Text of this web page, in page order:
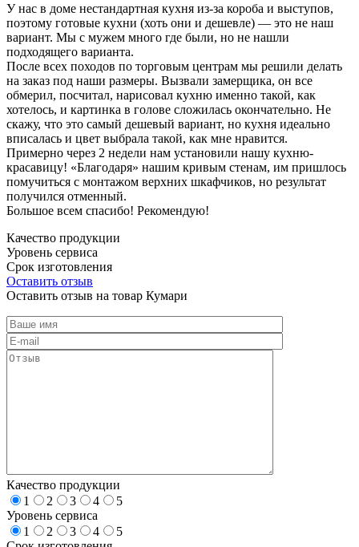
У нас в доме нестандартная кухня из-за короба и выступов,
поэтому готовые кухни (хоть они и дешевле) — это не наш
вариант. Мы с мужем много где были, но не нашли
подходящего варианта.
После всех походов по торговым центрам мы решили делать
на заказ под наши размеры. Вызвали замерщика, он все
обмерил, посчитал, нарисовал кухню именно такой, как
хотелось, и картинка в голове сложилась окончательно. Не
скажу, что это самый дешевый вариант, но кухня идеально
вписалась и цвет выбрала такой, как мне нравится.
Примерно через 2 недели нам установили нашу кухню-
красавицу! «Благодаря» нашим кривым стенам, им пришлось
помучиться с монтажом верхних шкафчиков, но результат
получился отменный.
Большое всем спасибо! Рекомендую!
Качество продукции
Уровень сервиса
Срок изготовления
Оставить отзыв
Оставить отзыв на товар Кумари
Качество продукции
1
2 3 4
5
Уровень сервиса
1
2 3 4
5